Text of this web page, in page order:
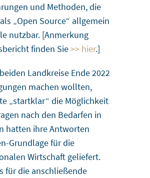
und Methoden, die
„Open Source“ allgemein
nutzbar. [Anmerkung
finden Sie>> hier.]
Landkreise Ende 2022
machen wollten,
„startklar“ die Möglichkeit
nach den Bedarfen in
hatten ihre Antworten
Grundlage für die
Wirtschaft geliefert.
für die anschließende